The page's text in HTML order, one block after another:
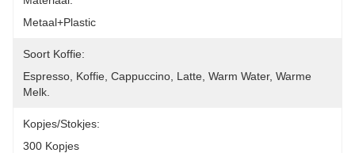
Metaal+plastic
Soort Koffie:
Espresso, Koffie, Cappuccino, Latte, Warm Water, Warme
Melk.
Kopjes/stokjes:
300 Kopjes